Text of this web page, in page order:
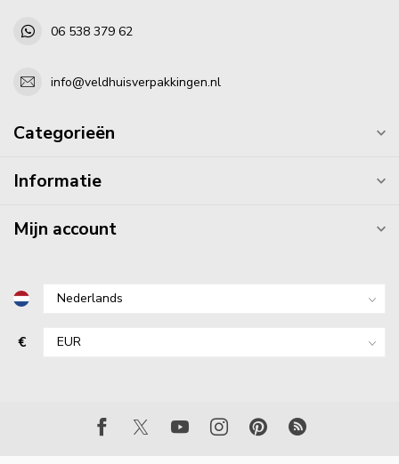
06 538 379 62
info@veldhuisverpakkingen.nl
Categorieën
Informatie
Mijn account
€